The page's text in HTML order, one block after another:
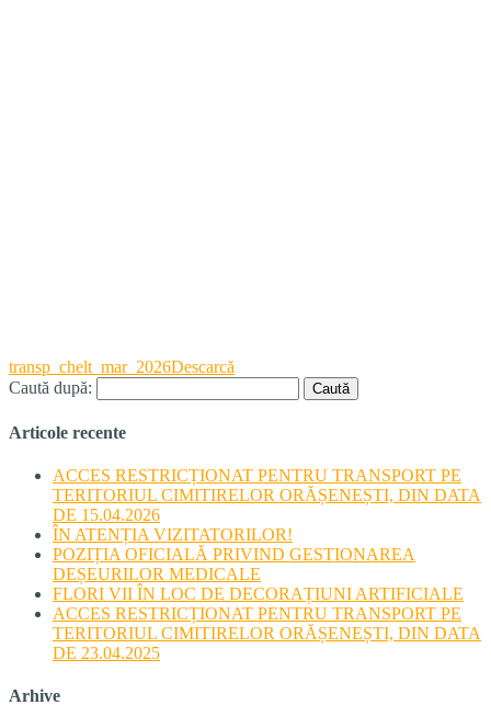
transp_chelt_mar_2026Descarcă
Caută după:
Articole recente
ACCES RESTRICȚIONAT PENTRU TRANSPORT PE
TERITORIUL CIMITIRELOR ORĂȘENEȘTI, DIN DATA
DE 15.04.2026
ÎN ATENȚIA VIZITATORILOR!
POZIȚIA OFICIALĂ PRIVIND GESTIONAREA
DEȘEURILOR MEDICALE
FLORI VII ÎN LOC DE DECORAȚIUNI ARTIFICIALE
ACCES RESTRICȚIONAT PENTRU TRANSPORT PE
TERITORIUL CIMITIRELOR ORĂȘENEȘTI, DIN DATA
DE 23.04.2025
Arhive